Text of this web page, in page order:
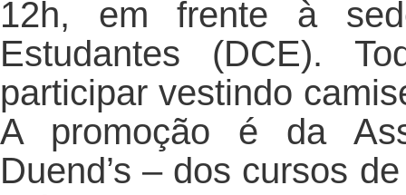
12h, em frente à
Estudantes (DCE).
participar vestindo
A promoção é da
Duend’s – dos cursos